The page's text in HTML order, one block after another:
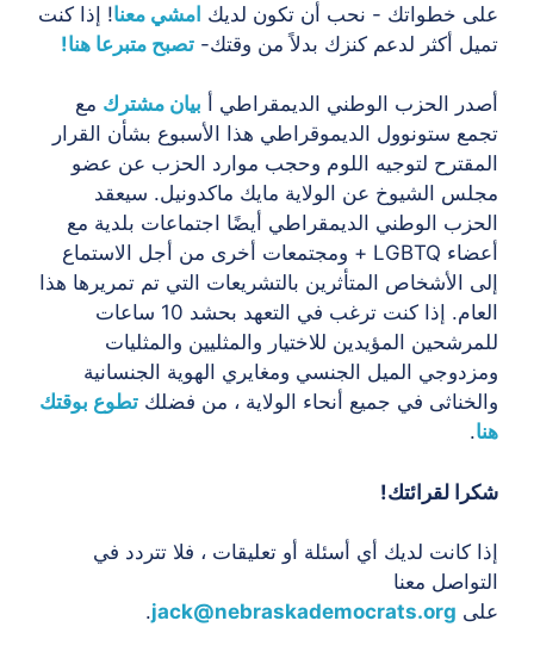
على خطواتك - نحب أن تكون لديك امشي معنا! إذا كنت
تميل أكثر لدعم كنزك بدلاً من وقتك- تصبح متبرعا هنا!
أصدر الحزب الوطني الديمقراطي أ بيان مشترك مع
تجمع ستونوول الديموقراطي هذا الأسبوع بشأن القرار
المقترح لتوجيه اللوم وحجب موارد الحزب عن عضو
مجلس الشيوخ عن الولاية مايك ماكدونيل. سيعقد
الحزب الوطني الديمقراطي أيضًا اجتماعات بلدية مع
أعضاء LGBTQ + ومجتمعات أخرى من أجل الاستماع
إلى الأشخاص المتأثرين بالتشريعات التي تم تمريرها هذا
العام. إذا كنت ترغب في التعهد بحشد 10 ساعات
للمرشحين المؤيدين للاختيار والمثليين والمثليات
ومزدوجي الميل الجنسي ومغايري الهوية الجنسانية
والخناثى في جميع أنحاء الولاية ، من فضلك تطوع بوقتك
هنا.
شكرا لقرائتك!
إذا كانت لديك أي أسئلة أو تعليقات ، فلا تتردد في
التواصل معنا
على jack@nebraskademocrats.org
.